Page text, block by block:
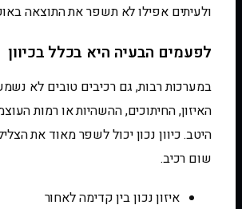
ולעיתים אפילו לא תשפר את התוצאה
לפעמים הבעיה היא בכלל בכיוון
במערכות רבות, גם רכיבים טובים לא
האיזון, החיתוכים, ההשהיות או רמות
היטב. כיוון נכון יכול לשפר מאוד את
שום רכיב.
איזון נכון בין קדימה לאחור